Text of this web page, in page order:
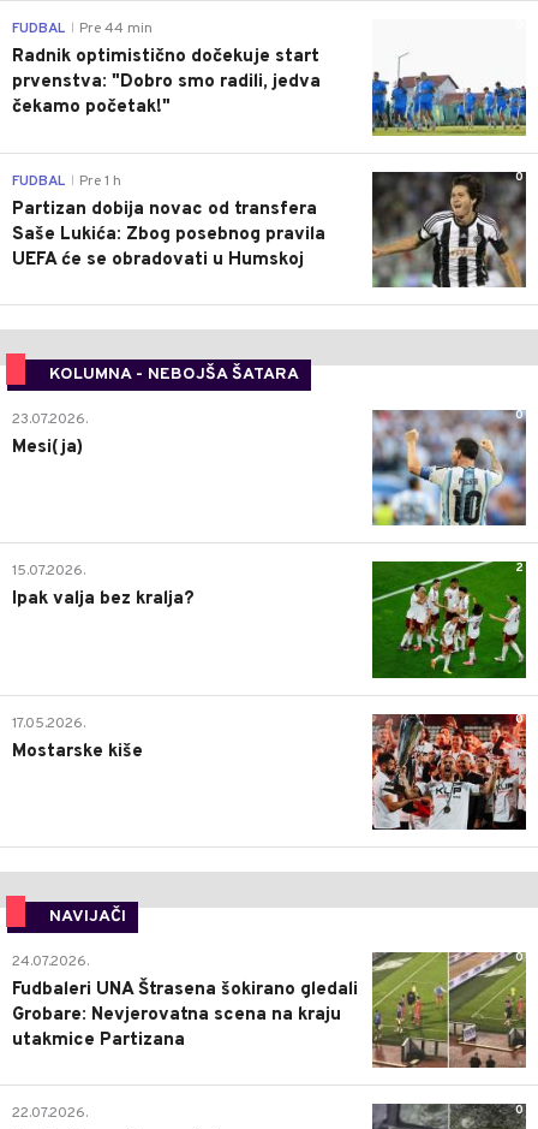
FUDBAL Pre 44 min
Radnik optimistično dočekuje start
prvenstva: "Dobro smo radili, jedva
čekamo početak!"
0
FUDBAL Pre 1 h
Partizan dobija novac od transfera
Saše Lukića: Zbog posebnog pravila
UEFA će se obradovati u Humskoj
KOLUMNA - NEBOJŠA ŠATARA
0
23.07.2026.
Mesi(ja)
2
15.07.2026.
Ipak valja bez kralja?
0
17.05.2026.
Mostarske kiše
NAVIJAČI
0
24.07.2026.
Fudbaleri UNA Štrasena šokirano gledali
Grobare: Nevjerovatna scena na kraju
utakmice Partizana
0
22.07.2026.